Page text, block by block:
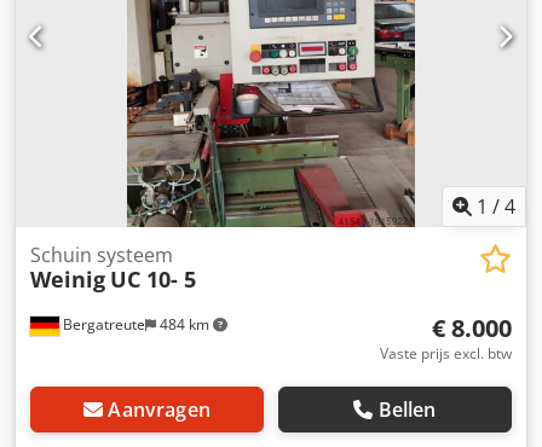
1 /4
Bergatreute 484 km
Schuin systeem
Weinig UC 10- 5
€ 8.000
Vaste prijs excl. btw
Aanvragen Bellen